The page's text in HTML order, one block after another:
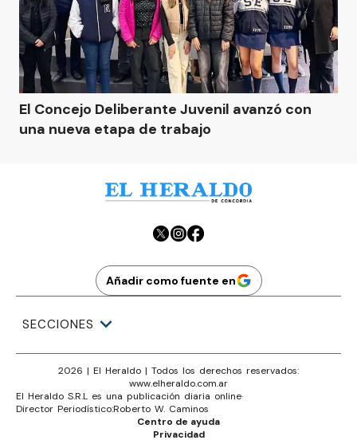
El Concejo Deliberante Juvenil avanzó con
una nueva etapa de trabajo
Añadir como fuente en
SECCIONES
2026 | El Heraldo | Todos los derechos reservados:
www.elheraldo.com.ar
El Heraldo S.R.L es una publicación diaria online·
Director Periodístico:Roberto W. Caminos
Privacidad
Centro de ayuda